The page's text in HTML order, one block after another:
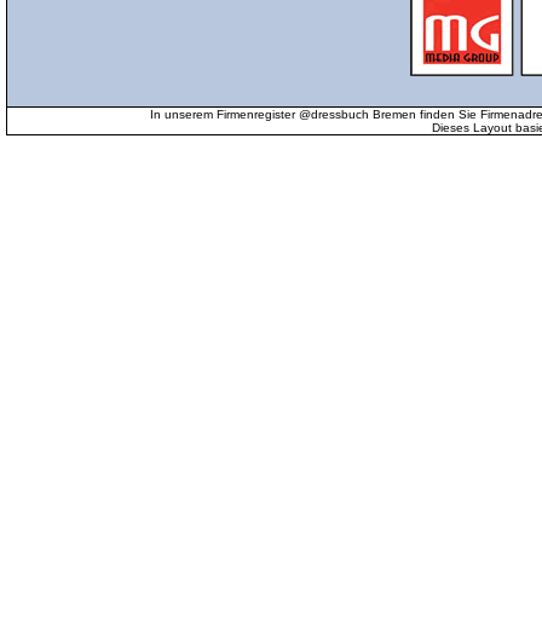
In unserem Firmenregister @dressbuch Bremen finden Sie
Dieses Layout